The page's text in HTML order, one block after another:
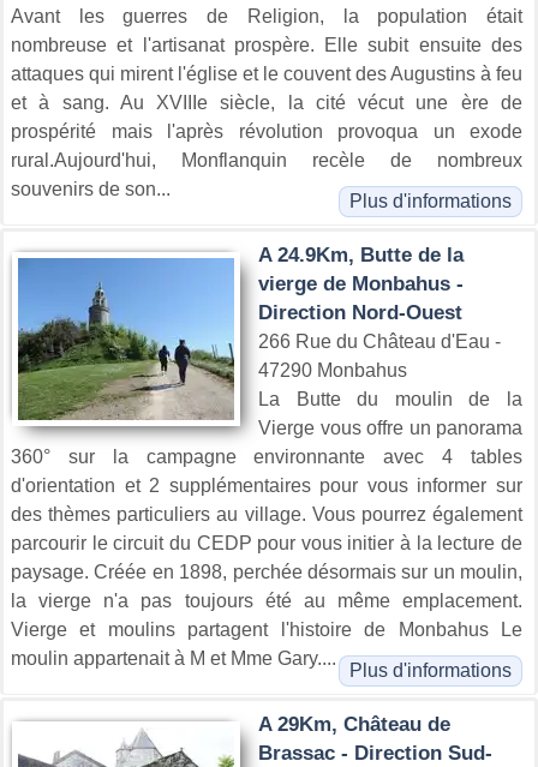
Avant les guerres de Religion, la population était
nombreuse et l'artisanat prospère. Elle subit ensuite des
attaques qui mirent l'église et le couvent des Augustins à feu
et à sang. Au XVIIIe siècle, la cité vécut une ère de
prospérité mais l'après révolution provoqua un exode
rural.Aujourd'hui, Monflanquin recèle de nombreux
souvenirs de son...
Plus d'informations
A 24.9Km, Butte de la
vierge de Monbahus -
Direction Nord-Ouest
266 Rue du Château d'Eau -
47290 Monbahus
La Butte du moulin de la
Vierge vous offre un panorama
360° sur la campagne environnante avec 4 tables
d'orientation et 2 supplémentaires pour vous informer sur
des thèmes particuliers au village. Vous pourrez également
parcourir le circuit du CEDP pour vous initier à la lecture de
paysage. Créée en 1898, perchée désormais sur un moulin,
la vierge n'a pas toujours été au même emplacement.
Vierge et moulins partagent l'histoire de Monbahus Le
moulin appartenait à M et Mme Gary....
Plus d'informations
A 29Km, Château de
Brassac - Direction Sud-